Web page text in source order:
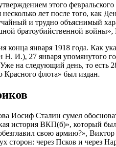
этого
несколько лет после того,
и трудно объяснимый
братоубийственной
конца января 1918 года. Как
27 января упомянутого
на следующий день, то есть
Красного флота» был издан.
Иосиф Сталин сумел
история ВКП(б)», который
свою армию?»,
сторон: через Псков и через